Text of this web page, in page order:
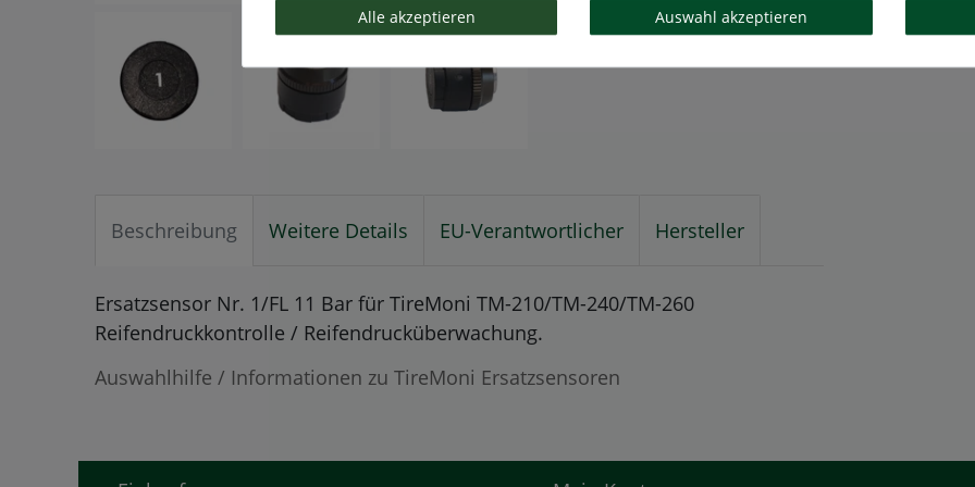
Beschreibung Weitere Details EU-Verantwortlicher Hersteller
Ersatzsensor Nr. 1/FL 11 Bar für TireMoni TM-210/TM-240/TM-260
Reifendruckkontrolle / Reifendrucküberwachung.
Auswahlhilfe / Informationen zu TireMoni Ersatzsensoren
Alle akzeptieren Auswahl akzeptieren